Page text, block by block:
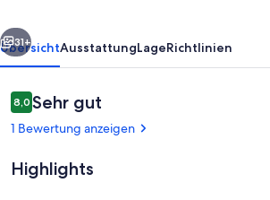
Weiter
31+
ÜbersichtAusstattungLageRichtlinien
Bewertungen
8,08,0 von 10.
Sehr gut
1 Bewertung anzeigen
Highlights